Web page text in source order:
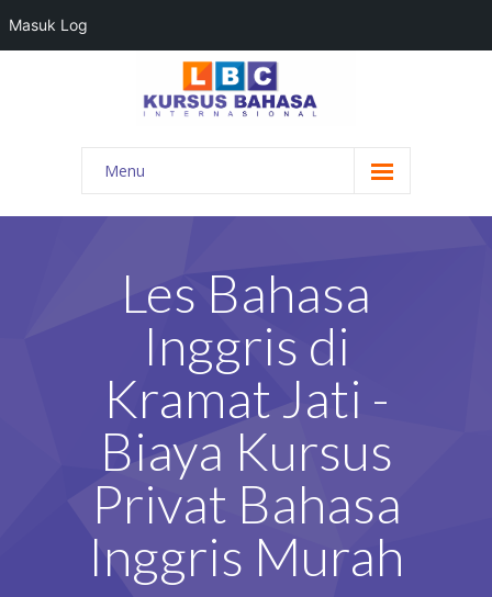
Menu
HOME
KONTAK KAMI
DAFTAR GURU
Les Bahasa
Inggris di
Kramat Jati -
Biaya Kursus
Privat Bahasa
Inggris Murah
Masuk Log